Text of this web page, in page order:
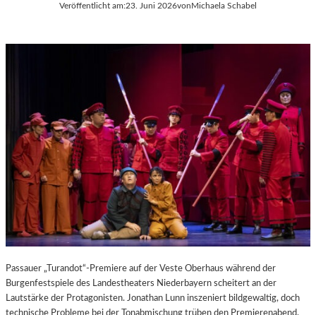
Veröffentlicht am:23. Juni 2026vonMichaela Schabel
Passauer „Turandot“-Premiere auf der Veste Oberhaus während der
Burgenfestspiele des Landestheaters Niederbayern scheitert an der
Lautstärke der Protagonisten. Jonathan Lunn inszeniert bildgewaltig, doch
technische Probleme bei der Tonabmischung trüben den Premierenabend.